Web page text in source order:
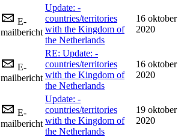
E-
mailbericht
Update: -
countries/territories
with the Kingdom of
the Netherlands
16 oktober
2020
E-
mailbericht
RE: Update: -
countries/territories
with the Kingdom of
the Netherlands
16 oktober
2020
E-
mailbericht
Update: -
countries/territories
with the Kingdom of
the Netherlands
19 oktober
2020